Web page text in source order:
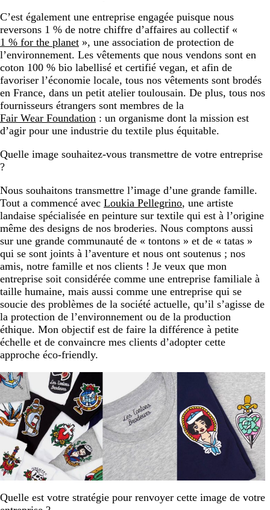
C’est également une entreprise engagée puisque nous
reversons 1 % de notre chiffre d’affaires au collectif «
1 % for the planet », une association de protection de
l’environnement. Les vêtements que nous vendons sont en
coton 100 % bio labellisé et certifié vegan, et afin de
favoriser l’économie locale, tous nos vêtements sont brodés
en France, dans un petit atelier toulousain. De plus, tous nos
fournisseurs étrangers sont membres de la
Fair Wear Foundation : un organisme dont la mission est
d’agir pour une industrie du textile plus équitable.
Quelle image souhaitez-vous transmettre de votre entreprise
?
Nous souhaitons transmettre l’image d’une grande famille.
Tout a commencé avec Loukia Pellegrino, une artiste
landaise spécialisée en peinture sur textile qui est à l’origine
même des designs de nos broderies. Nous comptons aussi
sur une grande communauté de « tontons » et de « tatas »
qui se sont joints à l’aventure et nous ont soutenus ; nos
amis, notre famille et nos clients ! Je veux que mon
entreprise soit considérée comme une entreprise familiale à
taille humaine, mais aussi comme une entreprise qui se
soucie des problèmes de la société actuelle, qu’il s’agisse de
la protection de l’environnement ou de la production
éthique. Mon objectif est de faire la différence à petite
échelle et de convaincre mes clients d’adopter cette
approche éco-friendly.
Quelle est votre stratégie pour renvoyer cette image de votre